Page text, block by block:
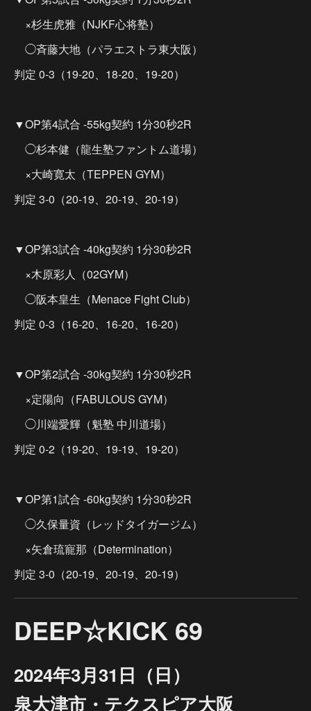
×杉生虎雅（NJKF心将塾）
◯斉藤大地（パラエストラ東大阪）
判定 0-3（19-20、18-20、19-20）
▼OP第4試合 -55kg契約 1分30秒2R
◯杉本健（龍生塾ファントム道場）
×大崎寛太（TEPPEN GYM）
判定 3-0（20-19、20-19、20-19）
▼OP第3試合 -40kg契約 1分30秒2R
×木原彩人（02GYM）
◯阪本皇生（Menace Fight Club）
判定 0-3（16-20、16-20、16-20）
▼OP第2試合 -30kg契約 1分30秒2R
×定陽向（FABULOUS GYM）
◯川端愛輝（魁塾 中川道場）
判定 0-2（19-20、19-19、19-20）
▼OP第1試合 -60kg契約 1分30秒2R
◯久保量資（レッドタイガージム）
×矢倉琉寵那（Determination）
判定 3-0（20-19、20-19、20-19）
DEEP☆KICK 69
2024年3月31日（日）
泉大津市・テクスピア大阪